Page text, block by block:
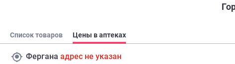
Список товаров Цены в аптеках
Фергана адрес не указан